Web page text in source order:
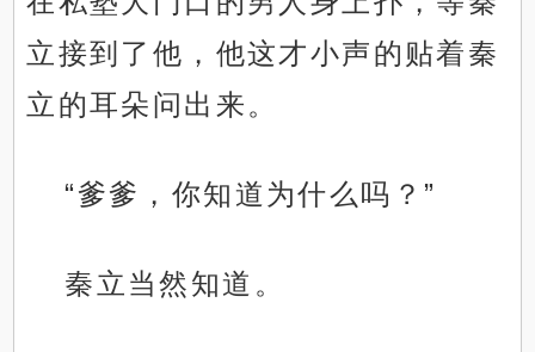
立接到了他，他这才小声的贴着秦
立的耳朵问出来。
“爹爹，你知道为什么吗？”
秦立当然知道。